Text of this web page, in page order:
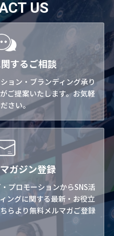
US
するご相談
ョン・ブランディング承り
ご提案いたします。お気軽
さい。
ガジン登録
プロモーションからSNS活
ングに関する最新・お役立
らより無料メルマガご登録